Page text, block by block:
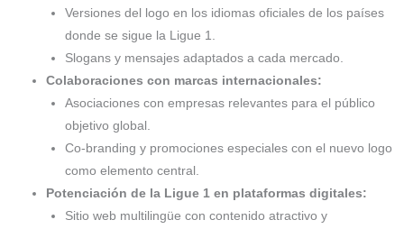
Versiones del logo en los idiomas oficiales de los países
donde se sigue la Ligue 1.
Slogans y mensajes adaptados a cada mercado.
Colaboraciones con marcas internacionales:
Asociaciones con empresas relevantes para el público
objetivo global.
Co-branding y promociones especiales con el nuevo logo
como elemento central.
Potenciación de la Ligue 1 en plataformas digitales:
Sitio web multilingüe con contenido atractivo y